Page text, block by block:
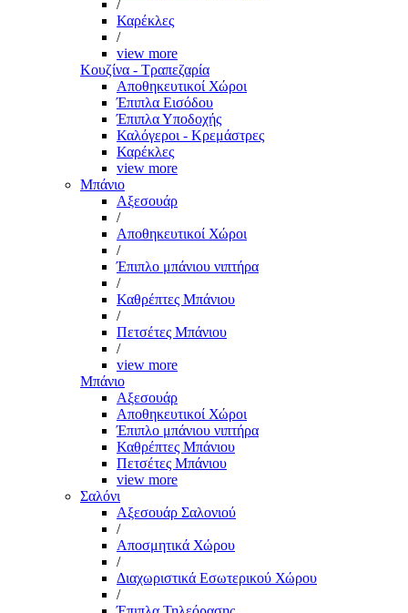
/
Καρέκλες
/
view more
Κουζίνα - Τραπεζαρία
Αποθηκευτικοί Χώροι
Έπιπλα Εισόδου
Έπιπλα Υποδοχής
Καλόγεροι - Κρεμάστρες
Καρέκλες
view more
Μπάνιο
Αξεσουάρ
/
Αποθηκευτικοί Χώροι
/
Έπιπλο μπάνιου νιπτήρα
/
Καθρέπτες Μπάνιου
/
Πετσέτες Μπάνιου
/
view more
Μπάνιο
Αξεσουάρ
Αποθηκευτικοί Χώροι
Έπιπλο μπάνιου νιπτήρα
Καθρέπτες Μπάνιου
Πετσέτες Μπάνιου
view more
Σαλόνι
Αξεσουάρ Σαλονιού
/
Αποσμητικά Χώρου
/
Διαχωριστικά Εσωτερικού Χώρου
/